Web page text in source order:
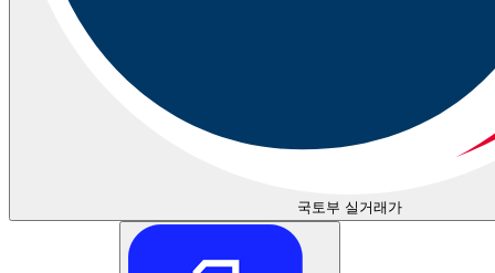
국토부 실거래가